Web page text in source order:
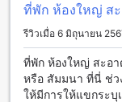
พักเพื่อความสะดวก
นี้ยังมีโทรทัศน์ที่มีช่อ
รับชมความบันเทิงต่
คุณเก็บอาหารและเ
ประจำวัน
ที่พัก ห้องใหญ่ สะ
รีวิวเมื่อ 6 มิถุนายน
ที่พัก ห้องใหญ่ สะอา
หรือ สัมมนา ที่นี่ ช่ว
ให้มีการให้แขกระ